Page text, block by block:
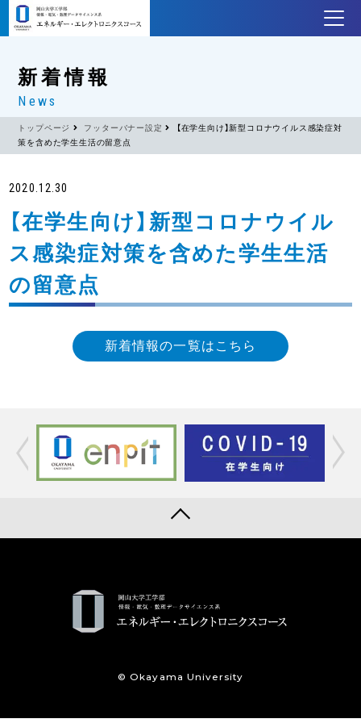
新着情報
News
トップページ フッターバナー設定
【在学生向け】新型コロナウイルス感染症対
策を含めた学生生活の留意点
2020.12.30
【在学生向け】新型コロナウイル
ス感染症対策を含めた学生生活
の留意点
新着情報の一覧はこちら
© Okayama University